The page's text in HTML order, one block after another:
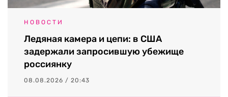
НОВОСТИ
Ледяная камера и цепи: в США
задержали запросившую убежище
россиянку
08.08.2026 / 20:43